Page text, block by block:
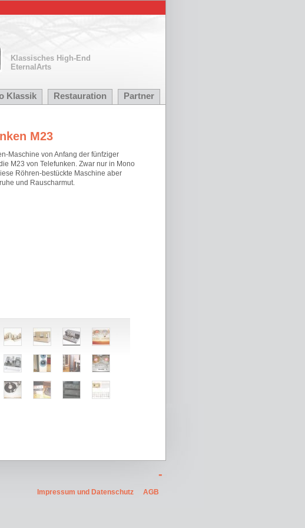
M23
Maschine von Anfang der fünfziger
M23 von Telefunken. Zwar nur in Mono
Röhren-bestückte Maschine aber
und Rauscharmut.
Klassisches High-End
EternalArts
Klassik Restauration Partner
-
Impressum und Datenschutz AGB